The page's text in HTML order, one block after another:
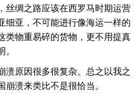
丝绸之路应该在西罗马时期运营
细亚，不可能进行像海运一样的
类物重易碎的货物，更不用提真
溃原因很多很复杂。总之以我之
溃来类比不是很恰当。